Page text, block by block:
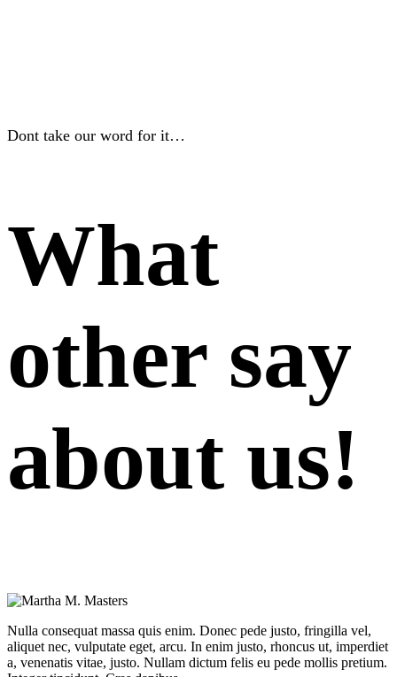
Dont take our word for it…
What
other say
about us!
Nulla consequat massa quis enim. Donec pede justo, fringilla vel,
aliquet nec, vulputate eget, arcu. In enim justo, rhoncus ut, imperdiet
a, venenatis vitae, justo. Nullam dictum felis eu pede mollis pretium.